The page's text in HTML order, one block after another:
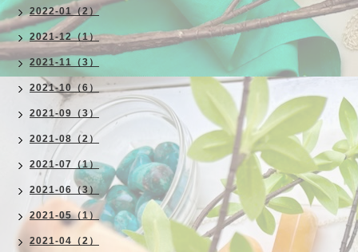
2022-01（2）
2021-12（1）
2021-11（3）
2021-10（6）
2021-09（3）
2021-08（2）
2021-07（1）
2021-06（3）
2021-05（1）
2021-04（2）